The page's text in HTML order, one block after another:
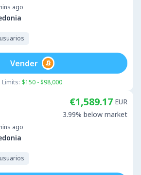
ago
Limits: $150 - $98,000
Vender
ago
€1,589.17 EUR
3.99% below market